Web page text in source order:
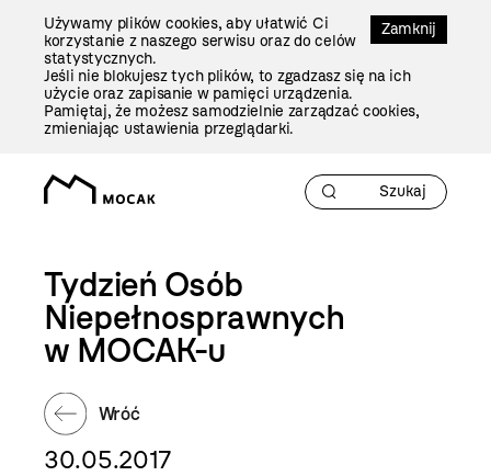
Zamknij
Używamy plików cookies, aby ułatwić Ci
korzystanie z naszego serwisu oraz do celów
statystycznych.
Jeśli nie blokujesz tych plików, to zgadzasz się na ich
użycie oraz zapisanie w pamięci urządzenia.
Pamiętaj, że możesz samodzielnie zarządzać cookies,
zmieniając ustawienia przeglądarki.
Tydzień Osób
Niepełnosprawnych
w MOCAK-u
Wróć
30.05.2017